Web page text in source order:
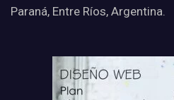
Paraná, Entre Ríos, Argentina.